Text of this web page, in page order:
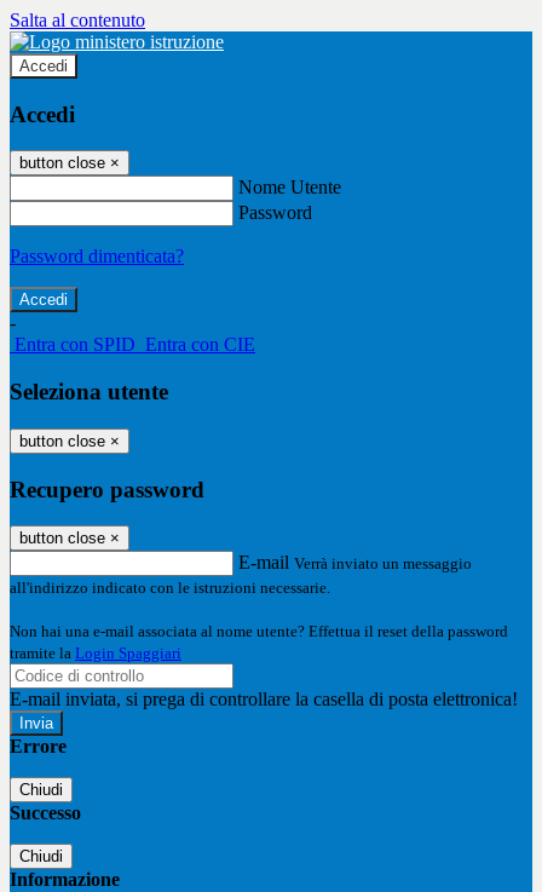
Salta al contenuto
Accedi
Accedi
button close ×
Nome Utente
Password
Password dimenticata?
-
Entra con SPID Entra con CIE
Seleziona utente
button close ×
Recupero password
button close ×
E-mail Verrà inviato un messaggio
all'indirizzo indicato con le istruzioni necessarie.
Non hai una e-mail associata al nome utente? Effettua il reset della password
tramite la Login Spaggiari
E-mail inviata, si prega di controllare la casella di posta elettronica!
Errore
Chiudi
Successo
Chiudi
Informazione